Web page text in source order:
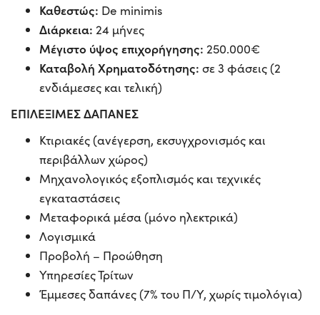
Καθεστώς: De minimis
Διάρκεια: 24 μήνες
Μέγιστο ύψος επιχορήγησης: 250.000€
Καταβολή Χρηματοδότησης: σε 3 φάσεις (2
ενδιάμεσες και τελική)
ΕΠΙΛΕΞΙΜΕΣ ΔΑΠΑΝΕΣ
Κτιριακές (ανέγερση, εκσυγχρονισμός και
περιβάλλων χώρος)
Μηχανολογικός εξοπλισμός και τεχνικές
εγκαταστάσεις
Μεταφορικά μέσα (μόνο ηλεκτρικά)
Λογισμικά
Προβολή – Προώθηση
Υπηρεσίες Τρίτων
Έμμεσες δαπάνες (7% του Π/Υ, χωρίς τιμολόγια)